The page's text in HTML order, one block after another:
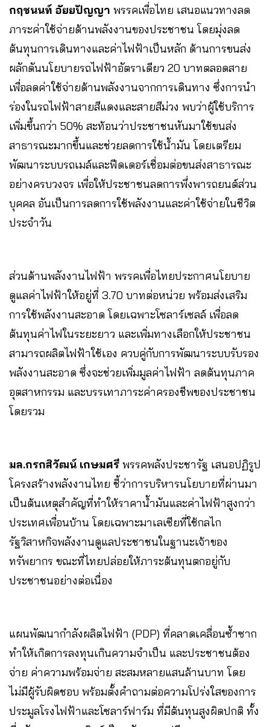
กฤชนนท์ อัยยปัญญา พรรคเพื่อไทย เสนอแนวทางลด
ภาระค่าใช้จ่ายด้านพลังงานของประชาชน โดยมุ่งลด
ต้นทุนการเดินทางและค่าไฟฟ้าเป็นหลัก ด้านการขนส่ง
ผลักดันนโยบายรถไฟฟ้าอัตราเดียว 20 บาทตลอดสาย
เพื่อลดค่าใช้จ่ายด้านพลังงานจากการเดินทาง ซึ่งการนำ
ร่องในรถไฟฟ้าสายสีแดงและสายสีม่วง พบว่าผู้ใช้บริการ
เพิ่มขึ้นกว่า 50% สะท้อนว่าประชาชนหันมาใช้ขนส่ง
สาธารณะมากขึ้นและช่วยลดการใช้น้ำมัน โดยเตรียม
พัฒนาระบบรถเมล์และฟีดเดอร์เชื่อมต่อขนส่งสาธารณะ
อย่างครบวงจร เพื่อให้ประชาชนลดการพึ่งพารถยนต์ส่วน
บุคคล อันเป็นการลดการใช้พลังงานและค่าใช้จ่ายในชีวิต
ประจำวัน
ส่วนด้านพลังงานไฟฟ้า พรรคเพื่อไทยประกาศนโยบาย
ดูแลค่าไฟฟ้าให้อยู่ที่ 3.70 บาทต่อหน่วย พร้อมส่งเสริม
การใช้พลังงานสะอาด โดยเฉพาะโซลาร์เซลล์ เพื่อลด
ต้นทุนค่าไฟในระยะยาว และเพิ่มทางเลือกให้ประชาชน
สามารถผลิตไฟฟ้าใช้เอง ควบคู่กับการพัฒนาระบบรับรอง
พลังงานสะอาด ซึ่งจะช่วยเพิ่มมูลค่าไฟฟ้า ลดต้นทุนภาค
อุตสาหกรรม และบรรเทาภาระค่าครองชีพของประชาชน
โดยรวม
มล.กรกสิวัฒน์ เกษมศรี พรรคพลังประชารัฐ เสนอปฏิรูป
โครงสร้างพลังงานไทย ชี้ว่าการบริหารนโยบายที่ผ่านมา
เป็นต้นเหตุสำคัญที่ทำให้ราคาน้ำมันและค่าไฟฟ้าสูงกว่า
ประเทศเพื่อนบ้าน โดยเฉพาะมาเลเซียที่ใช้กลไก
รัฐวิสาหกิจพลังงานดูแลประชาชนในฐานะเจ้าของ
ทรัพยากร ขณะที่ไทยปล่อยให้ภาระต้นทุนตกอยู่กับ
ประชาชนอย่างต่อเนื่อง
แผนพัฒนากำลังผลิตไฟฟ้า (PDP) ที่คลาดเคลื่อนซ้ำซาก
ทำให้เกิดการลงทุนเกินความจำเป็น และประชาชนต้อง
จ่าย ค่าความพร้อมจ่าย สะสมหลายแสนล้านบาท โดย
ไม่มีผู้รับผิดชอบ พร้อมตั้งคำถามต่อความโปร่งใสของการ
ประมูลโรงไฟฟ้าและโซลาร์ฟาร์ม ที่มีต้นทุนสูงผิดปกติ ทั้ง